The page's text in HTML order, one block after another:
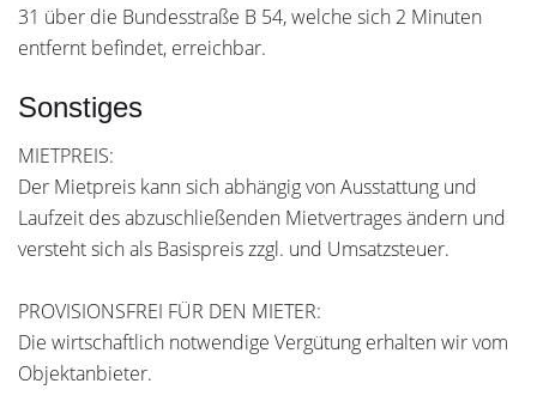
31 über die Bundesstraße B 54, welche sich 2 Minuten
entfernt befindet, erreichbar.
Sonstiges
MIETPREIS:
Der Mietpreis kann sich abhängig von Ausstattung und
Laufzeit des abzuschließenden Mietvertrages ändern und
versteht sich als Basispreis zzgl. und Umsatzsteuer.
PROVISIONSFREI FÜR DEN MIETER:
Die wirtschaftlich notwendige Vergütung erhalten wir vom
Objektanbieter.